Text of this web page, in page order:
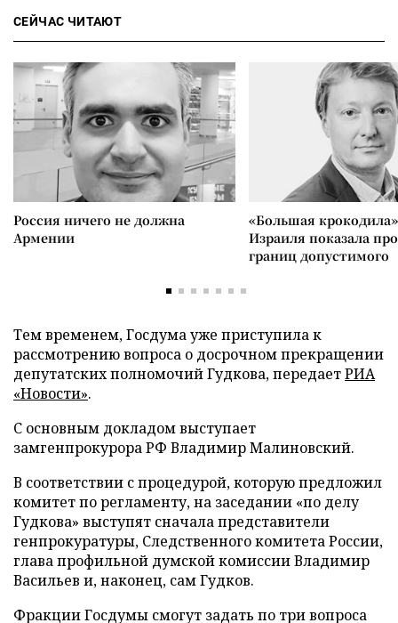
СЕЙЧАС ЧИТАЮТ
Россия ничего не должна
Армении
«Большая
Израиля показала
границ допустимого
Тем временем, Госдума уже приступила к
рассмотрению вопроса о досрочном прекращении
депутатских полномочий Гудкова, передаетРИА
«Новости».
С основным докладом выступает
замгенпрокурора РФ Владимир Малиновский.
В соответствии с процедурой, которую предложил
комитет по регламенту, на заседании «по делу
Гудкова» выступят сначала представители
генпрокуратуры, Следственного комитета России,
глава профильной думской комиссии Владимир
Васильев и, наконец, сам Гудков.
Фракции Госдумы смогут задать по три вопроса